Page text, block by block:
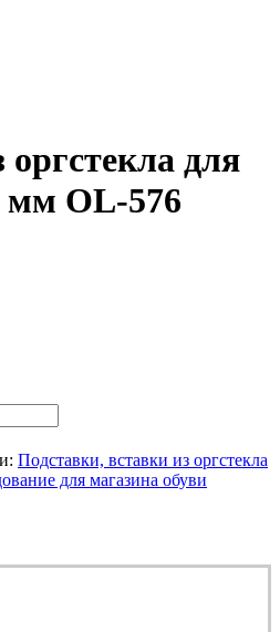
для
мм OL-576
Подставки, вставки из оргстекла
для магазина обуви